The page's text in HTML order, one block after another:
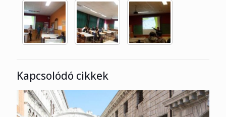
Kapcsolódó cikkek